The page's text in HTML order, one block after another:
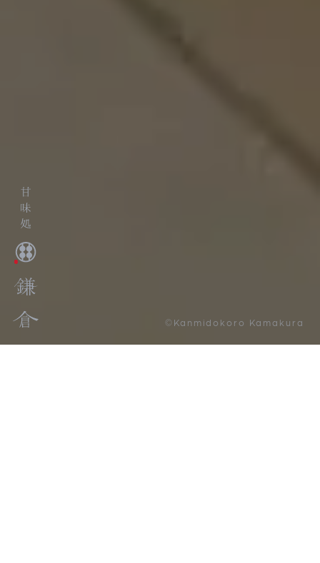
©Kanmidokoro Kamakura